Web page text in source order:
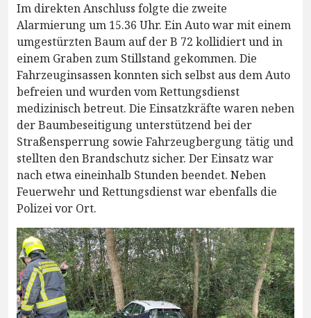
Im direkten Anschluss folgte die zweite
Alarmierung um 15.36 Uhr. Ein Auto war mit einem
umgestürzten Baum auf der B 72 kollidiert und in
einem Graben zum Stillstand gekommen. Die
Fahrzeuginsassen konnten sich selbst aus dem Auto
befreien und wurden vom Rettungsdienst
medizinisch betreut. Die Einsatzkräfte waren neben
der Baumbeseitigung unterstützend bei der
Straßensperrung sowie Fahrzeugbergung tätig und
stellten den Brandschutz sicher. Der Einsatz war
nach etwa eineinhalb Stunden beendet. Neben
Feuerwehr und Rettungsdienst war ebenfalls die
Polizei vor Ort.